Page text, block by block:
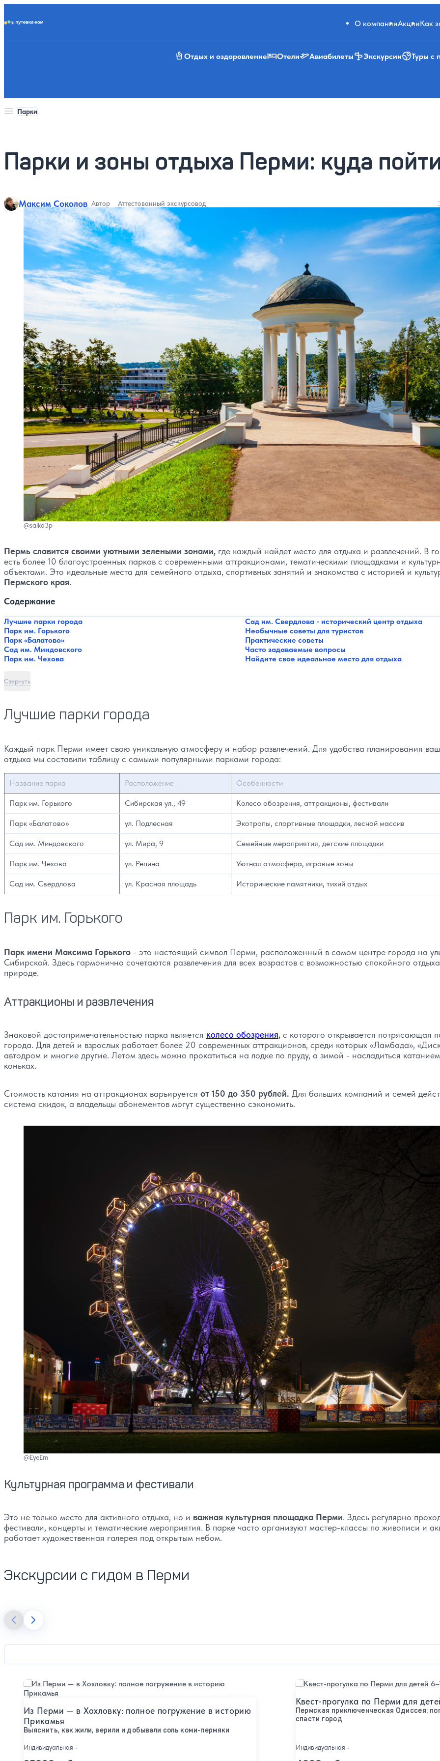
О компанииАкцииКак
Отдых и оздоровление Отели Авиабилеты Экскурсии Туры с
Парки и зоны отдыха Перми: куда
Парки
Максим Соколов Автор Аттестованный экскурсовод
@saiko3p
Пермь славится своими уютными зелеными зонами, где каждый найдет место для отдыха и развлечений. В
есть более 10 благоустроенных парков с современными аттракционами, тематическими площадками и
объектами. Это идеальные места для семейного отдыха, спортивных занятий и знакомства с историей и
Пермского края.
Содержание
Лучшие парки города
Парк им. Горького
Парк «Балатово»
Сад им. Миндовского
Парк им. Чехова
Сад им. Свердлова - исторический центр отдыха
Необычные советы для туристов
Практические советы
Часто задаваемые вопросы
Найдите свое идеальное место для отдыха
Свернуть
Лучшие парки города
Каждый парк Перми имеет свою уникальную атмосферу и набор развлечений. Для удобства планирования
отдыха мы составили таблицу с самыми популярными парками города:
Название парка Расположение Особенности
Парк им. Горького Сибирская ул., 49 Колесо обозрения, аттракционы, фестивали
Парк «Балатово» ул. Подлесная Экотропы, спортивные площадки, лесной массив
Сад им. Миндовского ул. Мира, 9 Семейные мероприятия, детские площадки
Парк им. Чехова ул. Репина Уютная атмосфера, игровые зоны
Сад им. Свердлова ул. Красная площадь Исторические памятники, тихий отдых
Парк им. Горького
Парк имени Максима Горького - это настоящий символ Перми, расположенный в самом центре города на
Сибирской. Здесь гармонично сочетаются развлечения для всех возрастов с возможностью спокойного
природе.
Аттракционы и развлечения
Знаковой достопримечательностью парка является колесо обозрения, с которого открывается потрясающая
города. Для детей и взрослых работает более 20 современных аттракционов, среди которых «Ламбада»,
автодром и многие другие. Летом здесь можно прокатиться на лодке по пруду, а зимой - насладиться
коньках.
Стоимость катания на аттракционах варьируется от 150 до 350 рублей. Для больших компаний и семей
система скидок, а владельцы абонементов могут существенно сэкономить.
@EyeEm
Культурная программа и фестивали
Это не только место для активного отдыха, но и важная культурная площадка Перми. Здесь регулярно
фестивали, концерты и тематические мероприятия. В парке часто организуют мастер-классы по живописи и
работает художественная галерея под открытым небом.
Экскурсии с гидом в Перми
Из Перми — в Хохловку: полное погружение в историю
Прикамья
Выяснить, как жили, верили и добывали соль коми-пермяки
Индивидуальная •
Подробнее
Квест-прогулка по Перми для
Пермская приключенческая Одиссея:
спасти город
Индивидуальная •
Подробнее